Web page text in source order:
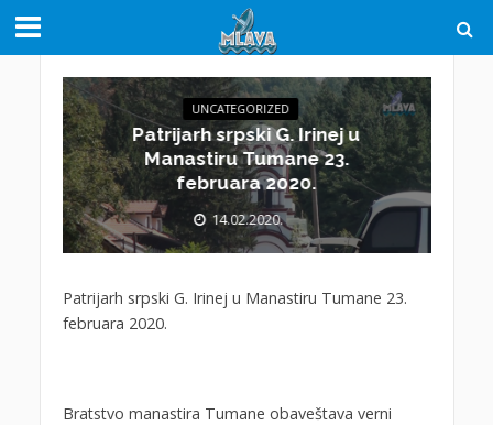
UNCATEGORIZED
Patrijarh srpski G. Irinej u
Manastiru Tumane 23.
februara 2020.
14.02.2020.
Patrijarh srpski G. Irinej u Manastiru Tumane 23.
februara 2020.
Bratstvo manastira Tumane obaveštava verni